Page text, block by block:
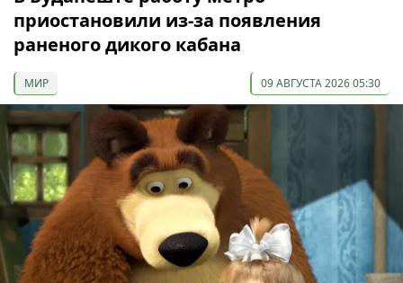
приостановили из-за появления
раненого дикого кабана
МИР 09 АВГУСТА 2026 05:30